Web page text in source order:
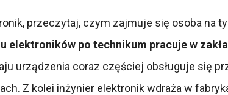
przeczytaj, czym zajmuje się osoba na
elektroników po technikum pracuje w
urządzenia coraz częściej obsługuje się
Z kolei inżynier elektronik wdraża w